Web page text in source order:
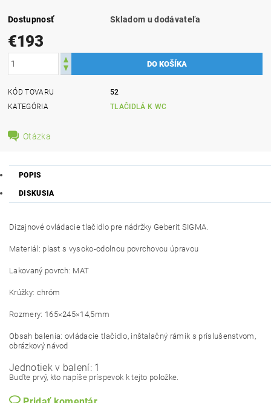
Dostupnosť Skladom u dodávateľa
€193
KÓD TOVARU
52
KATEGÓRIA
TLAČIDLÁ K WC
Otázka
POPIS
DISKUSIA
Dizajnové ovládacie tlačidlo pre nádržky Geberit SIGMA.
Materiál: plast s vysoko-odolnou povrchovou úpravou
Lakovaný povrch: MAT
Krúžky: chróm
Rozmery: 165×245×14,5mm
Obsah balenia: ovládacie tlačidlo, inštalačný rámik s príslušenstvom,
obrázkový návod
Jednotiek v balení: 1
Buďte prvý, kto napíše príspevok k tejto položke.